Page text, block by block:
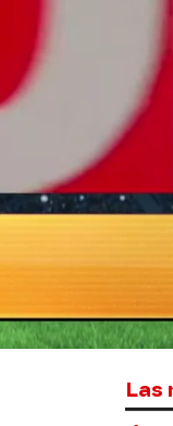
X Flipboard
Las